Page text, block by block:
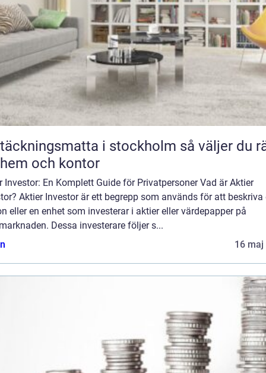
i stockholm så väljer du rätt
och kontor
Investor: En Komplett Guide för Privatpersoner Vad är Aktier
Aktier Investor är ett begrepp som används för att beskriva
eller en enhet som investerar i aktier eller värdepapper på
Dessa investerare följer s...
16 maj